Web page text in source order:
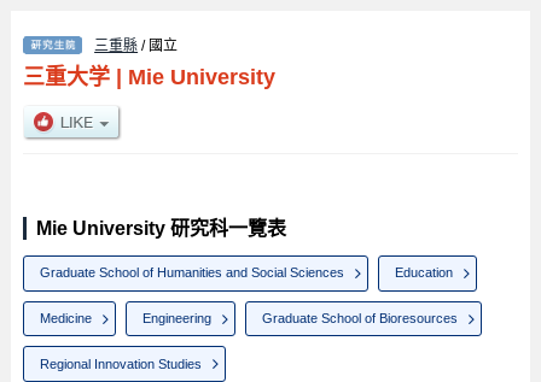
三重縣 / 國立
三重大学| Mie University
Mie University 研究科一覽表
Graduate School of Humanities and Social Sciences Education
Medicine Engineering Graduate School of Bioresources
Regional Innovation Studies